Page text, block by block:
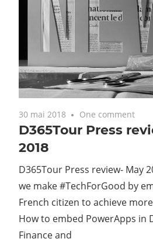
30 mai 2018 One comment
D365Tour Press
2018
D365Tour Press review- May
we make #TechForGood by
French citizen to achieve
How to embed PowerApps in
Finance and